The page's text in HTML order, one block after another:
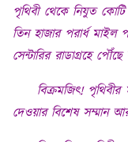
পৃথিবী থেকে নিযুত
তিন হাজার পরার্ধ মাইল
সেন্টারির রাডাগ্ৰহে
বিক্ৰমজিৎ! পৃথিবীর
দেওয়ার বিশেষ সম্মান